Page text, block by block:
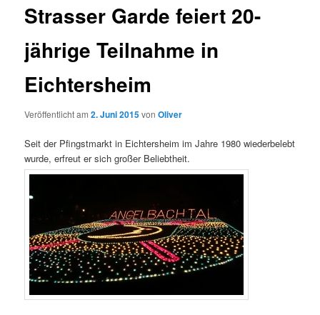
Strasser Garde feiert 20-
jährige Teilnahme in
Eichtersheim
Veröffentlicht am2. Juni 2015vonOliver
Seit der Pfingstmarkt in Eichtersheim im Jahre 1980 wiederbelebt
wurde, erfreut er sich großer Beliebtheit.